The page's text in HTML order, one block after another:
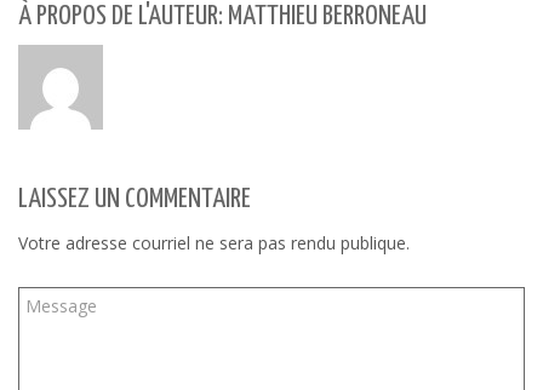
À PROPOS DE L'AUTEUR: MATTHIEU BERRONEAU
LAISSEZ UN COMMENTAIRE
Votre adresse courriel ne sera pas rendu publique.